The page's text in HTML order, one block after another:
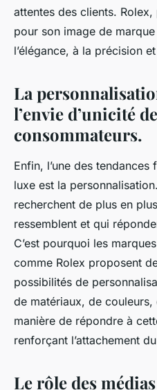
attentes des clients.
pour son image de
l’élégance, à la précision
La
l’envie d’unicité
consommateurs.
Enfin, l’une des
luxe est la personnalisation
recherchent de plus en
ressemblent et qui
C’est pourquoi les
comme Rolex proposent
possibilités de
de matériaux, de couleurs,
manière de répondre à
renforçant l’attachement
Le rôle des